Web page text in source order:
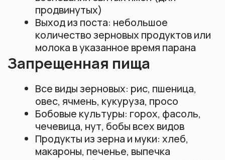
Беременным и кормящим женщинам
Детям до 8-12 лет
Людям с сахарным диабетом 1 типа
(инсулинозависимым)
Лицам с расстройствами пищевого
поведения (анорексия, булимия)
Больным язвенной болезнью желудка
и двенадцатиперстной кишки в
Людям с тяжелыми заболеваниями
сердца, печени, почек
Лицам с психическими
расстройствами
При эпилепсии и других
неврологических заболеваниях
При любых серьезных хронических
состояниях необходима
консультация врача